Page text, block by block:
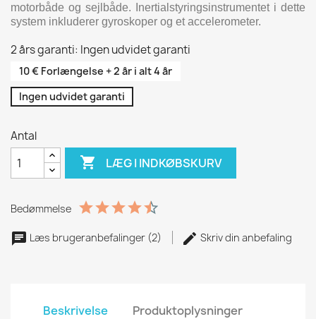
motorbåde og sejlbåde. Inertialstyringsinstrumentet i dette
system inkluderer gyroskoper og et accelerometer.
2 års garanti: Ingen udvidet garanti
10 € Forlængelse + 2 år i alt 4 år
Ingen udvidet garanti
Antal
 LÆG I INDKØBSKURV
Bedømmelse
Læs brugeranbefalinger (2) Skriv din anbefaling
Beskrivelse Produktoplysninger